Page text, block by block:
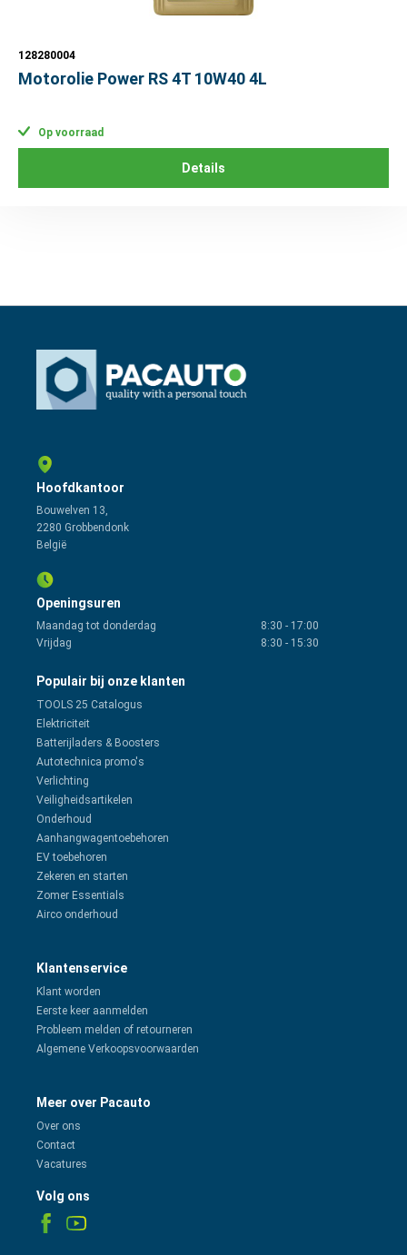
128280004
Motorolie Power RS 4T 10W40 4L
Op voorraad
Details
Hoofdkantoor
Bouwelven 13,
2280 Grobbendonk
België
Openingsuren
Maandag tot donderdag 8:30 - 17:00
Vrijdag
8:30 - 15:30
Populair bij onze klanten
TOOLS 25 Catalogus
Elektriciteit
Batterijladers & Boosters
Autotechnica promo's
Verlichting
Veiligheidsartikelen
Onderhoud
Aanhangwagentoebehoren
EV toebehoren
Zekeren en starten
Zomer Essentials
Airco onderhoud
Klantenservice
Klant worden
Eerste keer aanmelden
Probleem melden of retourneren
Algemene Verkoopsvoorwaarden
Meer over Pacauto
Over ons
Contact
Vacatures
Volg ons